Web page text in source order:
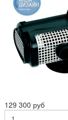
129 300 руб